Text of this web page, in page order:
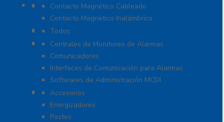
Contactos Magnéticos
Contacto Magnético Cableado
Contacto Magnético Inalámbrico
Control de Acceso
Todos
Centrales de Monitoreo
Centrales de Monitoreo de Alarmas
Comunicadores
Interfaces de Comunicación para Alarmas
Softwares de Administración MCDI
Cercas
Accesorios
Energizadores
Postes